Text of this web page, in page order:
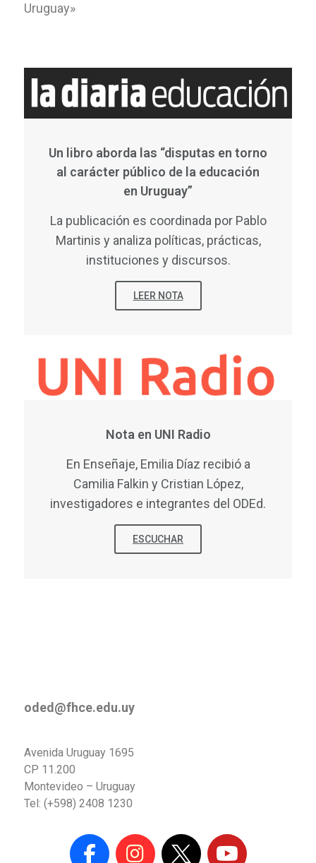
Uruguay»
Un libro aborda las “disputas en torno
al carácter público de la educación
en Uruguay”
La publicación es coordinada por Pablo
Martinis y analiza políticas, prácticas,
instituciones y discursos.
LEER NOTA
Nota en UNI Radio
En Enseñaje, Emilia Díaz recibió a
Camilia Falkin y Cristian López,
investigadores e integrantes del ODEd.
ESCUCHAR
oded@fhce.edu.uy
Avenida Uruguay 1695
CP 11.200
Montevideo – Uruguay
Tel: (+598) 2408 1230